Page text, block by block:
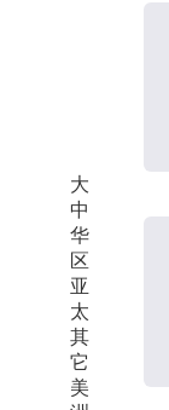
大
中
华
区
亚
太
其
它
美